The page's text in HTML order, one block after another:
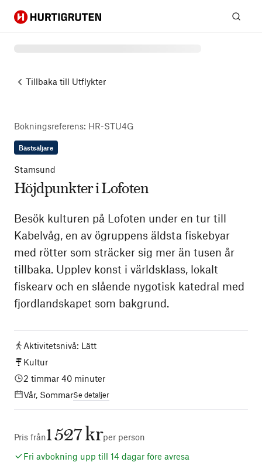
Hurtigruten
Tillbaka till Utflykter
Bokningsreferens: HR-STU4G
Besök kulturen på Lofoten under en tur till
Kabelvåg, en av ögruppens äldsta fiskebyar
med rötter som sträcker sig mer än tusen år
tillbaka. Upplev konst i världsklass, lokalt
fiskearv och en slående nygotisk katedral med
fjordlandskapet som bakgrund.
Bästsäljare
Stamsund
Höjdpunkter i Lofoten
Aktivitetsnivå: Lätt
Kultur
2 timmar 40 minuter
Vår, SommarSe detaljer
Pris från1 527 krper person
Fri avbokning upp till 14 dagar före avresa